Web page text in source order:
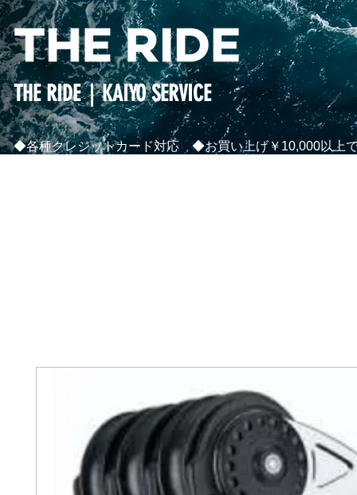
THE RIDE｜KAIYO SERVICE
◆各種クレジットカード対応 ◆お買い上げ￥10,000以上